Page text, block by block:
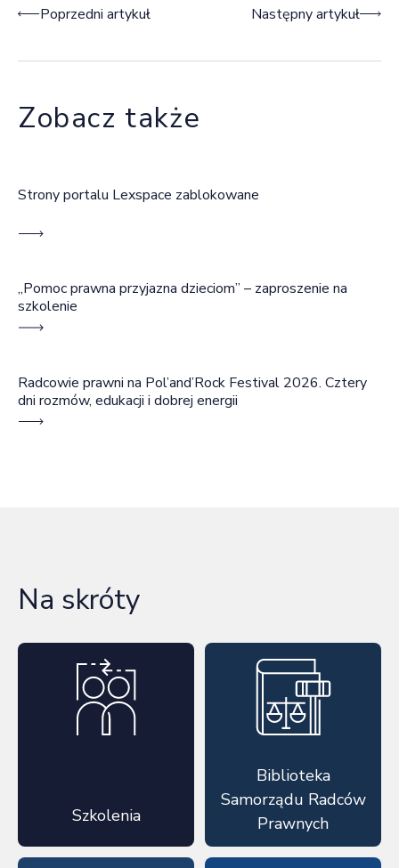
Nawigacja wpisu
Poprzedni artykuł Następny artykuł
Zobacz także
Strony portalu Lexspace zablokowane
„Pomoc prawna przyjazna dzieciom” – zaproszenie na
szkolenie
Radcowie prawni na Pol’and’Rock Festival 2026. Cztery
dni rozmów, edukacji i dobrej energii
Na skróty
Szkolenia
Biblioteka
Samorządu Radców
Prawnych